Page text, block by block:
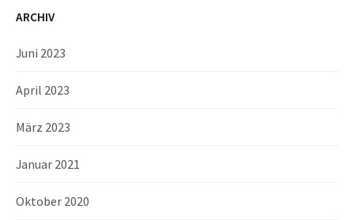
ARCHIV
Juni 2023
April 2023
März 2023
Januar 2021
Oktober 2020